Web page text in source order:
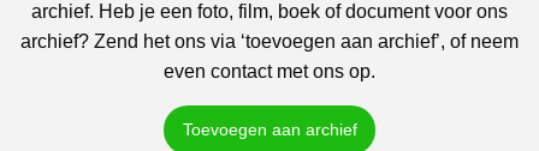
archief. Heb je een foto, film, boek of document voor ons
archief? Zend het ons via ‘toevoegen aan archief’, of neem
even contact met ons op.
Toevoegen aan archief